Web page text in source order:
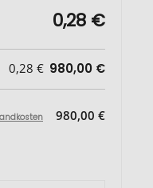
0,28 €
0,28 € 980,00 €
980,00 €